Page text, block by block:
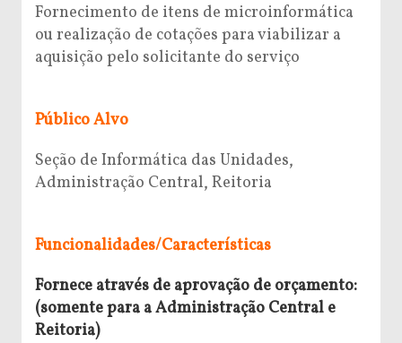
Fornecimento de itens de microinformática
ou realização de cotações para viabilizar a
aquisição pelo solicitante do serviço
Público Alvo
Seção de Informática das Unidades,
Administração Central, Reitoria
Funcionalidades/Características
Fornece através de aprovação de orçamento:
(somente para a Administração Central e
Reitoria)